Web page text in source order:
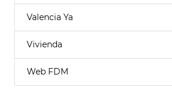
Valencia Ya
Vivienda
Web FDM